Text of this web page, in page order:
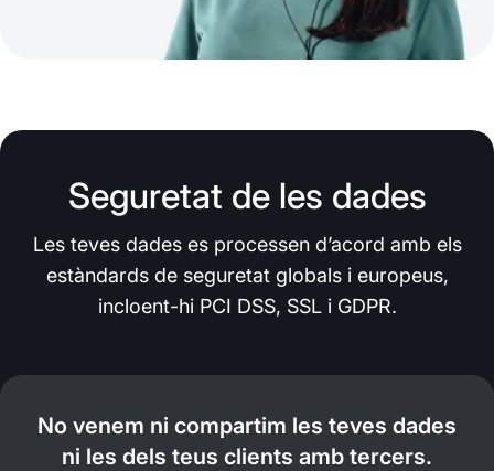
Seguretat de les dades
Les teves dades es processen d’acord amb els
estàndards de seguretat globals i europeus,
incloent-hi PCI DSS, SSL i GDPR.
No venem ni compartim les teves dades
ni les dels teus clients amb tercers.